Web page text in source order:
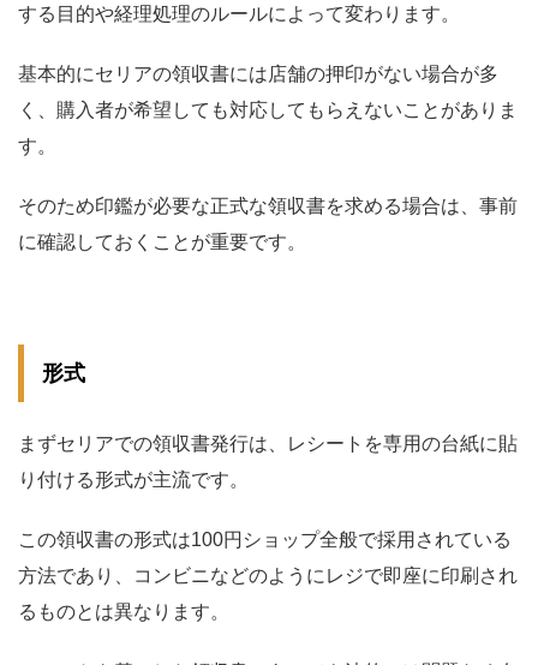
する目的や経理処理のルールによって変わります。
基本的にセリアの領収書には店舗の押印がない場合が多
く、購入者が希望しても対応してもらえないことがありま
す。
そのため印鑑が必要な正式な領収書を求める場合は、事前
に確認しておくことが重要です。
形式
まずセリアでの領収書発行は、レシートを専用の台紙に貼
り付ける形式が主流です。
この領収書の形式は100円ショップ全般で採用されている
方法であり、コンビニなどのようにレジで即座に印刷され
るものとは異なります。